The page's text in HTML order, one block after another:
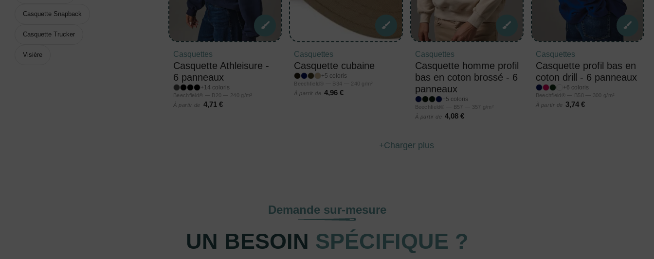
Casquette Snapback
Casquette Trucker
Visière Casquettes
Casquette Athleisure -
6 panneaux
+14 coloris
Beechfield® — B20 — 240 g/m²
À partir de
4,71 €
Casquettes
Casquette cubaine
+5 coloris
Beechfield® — B34 — 240 g/m²
À partir de 4,96 €
Casquettes
Casquette homme profil
bas en coton brossé - 6
panneaux
+5 coloris
Beechfield® — B57 — 357 g/m²
À partir de 4,08 €
Casquettes
Casquette profil bas en
coton drill - 6 panneaux
+6 coloris
Beechfield® — B58 — 300 g/m²
À partir de
3,74 €
Charger plus
Demande sur-mesure
UN BESOIN SPÉCIFIQUE ?